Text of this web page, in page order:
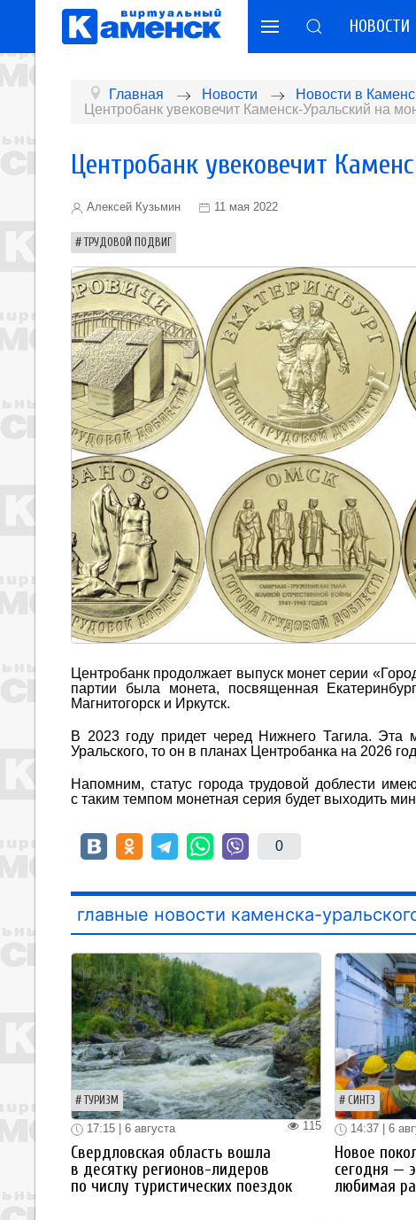
НОВОСТИ
Главная Новости
Новости в
Центробанк увековечит Каменск-Уральский на
Центробанк увековечит
Алексей Кузьмин 11 мая 2022
ТРУДОВОЙ ПОДВИГ
Центробанк продолжает выпуск монет серии
партии была монета, посвященная
Магнитогорск и Иркутск.
В 2023 году придет черед Нижнего Тагила. Эта
Уральского, то он в планах Центробанка на 2026
Напомним, статус города трудовой доблести
с таким темпом монетная серия будет выходить
0
главные новости каменска-
ТУРИЗМ
115
17:15 | 6 августа
Свердловская область вошла
в десятку регионов-лидеров
по числу туристических поездок
СИНТЗ
14:37 | 6
Новое
сегодня —
любимая